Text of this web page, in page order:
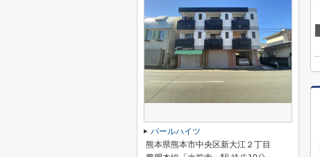
パールハイツ
熊本県熊本市中央区新大江２丁目